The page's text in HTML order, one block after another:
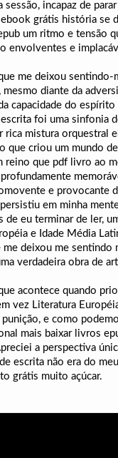
sessão, incapaz de
grátis história se
um ritmo e tensão
envolventes e
me deixou sentindo-
mesmo diante da
capacidade do espírito
foi uma sinfonia
rica mistura orquestral
que criou um mundo
reino que pdf livro ao
e provocante
persistiu em minha
de eu terminar de ler,
e Idade Média
me deixou me sentindo
verdadeira obra de
que acontece quando
vez Literatura
punição, e como
mais baixar livros
a perspectiva
escrita não era do
grátis muito açúcar.